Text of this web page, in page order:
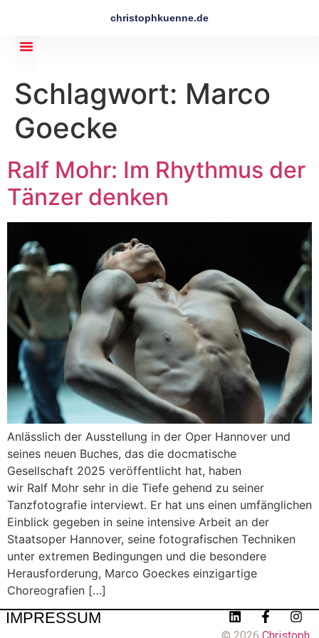
christophkuenne.de
Schlagwort: Marco
Goecke
Ralf Mohr: Im Rhythmus der
Tänzer denken
Anlässlich der Ausstellung in der Oper Hannover und
seines neuen Buches, das die docmatische
Gesellschaft 2025 veröffentlicht hat, haben
wir Ralf Mohr sehr in die Tiefe gehend zu seiner
Tanzfotografie interviewt. Er hat uns einen umfänglichen
Einblick gegeben in seine intensive Arbeit an der
Staatsoper Hannover, seine fotografischen Techniken
unter extremen Bedingungen und die besondere
Herausforderung, Marco Goeckes einzigartige
Choreografien […]
IMPRESSUM